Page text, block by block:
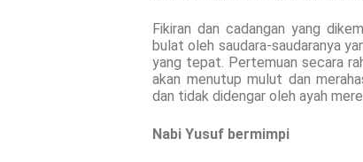
Fikiran dan cadangan yang
bulat oleh saudara-saudaranya
yang tepat. Pertemuan secara
akan menutup mulut dan
dan tidak didengar oleh ayah
Nabi Yusuf bermimpi